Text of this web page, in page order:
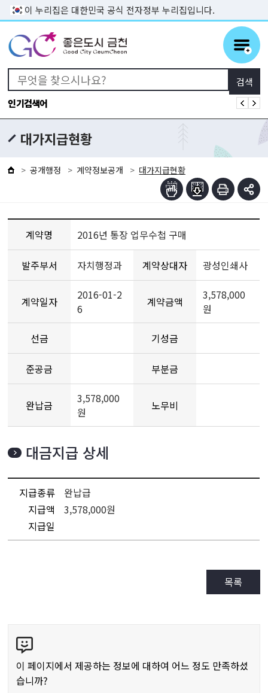
본문 바로가기
이 누리집은 대한민국 공식 전자정부 누리집입니다.
인기검색어
대가지급현황
공개행정 계약정보공개 대가지급현황
계약명 2016년 통장 업무수첩 구매
발주부서 자치행정과 계약상대자 광성인쇄사
계약일자
2016-01-2
6
계약금액
3,578,000
원
선금 기성금
준공금 부분금
완납금
3,578,000
원
노무비
대금지급 상세
지급종류
완납급
지급액
3,578,000원
지급일
목록
텐
츠
만
이 페이지에서 제공하는 정보에 대하여 어느 정도 만족하셨
습니까?